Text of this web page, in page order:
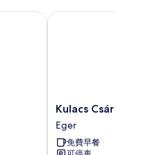
Kulacs
Csárda
&
Panzió
Kulacs Csárda &
Eger
免費早餐
Kulacs Csárda &